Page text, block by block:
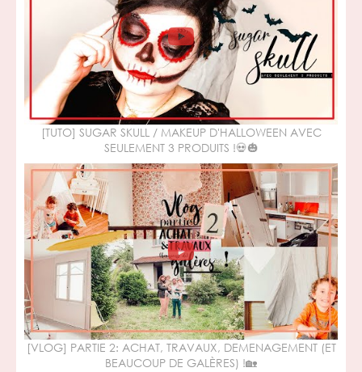
[TUTO] SUGAR SKULL / MAKEUP D'HALLOWEEN AVEC
SEULEMENT 3 PRODUITS !💀🎃
[VLOG] PARTIE 2: ACHAT, TRAVAUX, DEMENAGEMENT (ET
BEAUCOUP DE GALÈRES) !🏡